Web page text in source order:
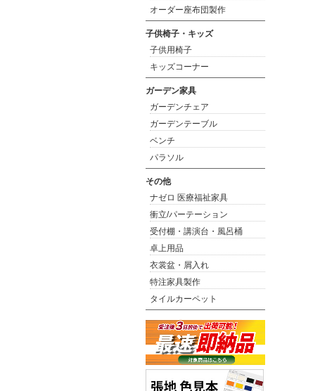
オーダー座布団製作
子供椅子・キッズ
子供用椅子
キッズコーナー
ガーデン家具
ガーデンチェア
ガーデンテーブル
ベンチ
パラソル
その他
ナゼロ 医療福祉家具
衝立/パーテーション
受付棚・講演台・風呂桶
卓上用品
衣裳盆・屑入れ
特注家具製作
タイルカーペット